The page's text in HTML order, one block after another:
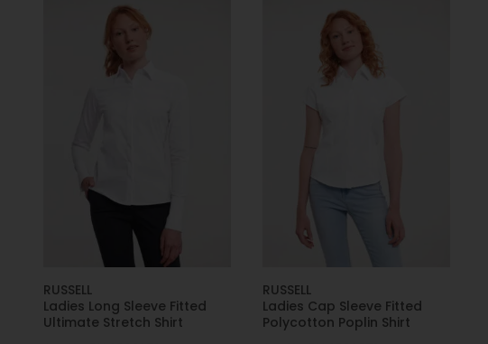
RUSSELL
Ladies Long Sleeve Fitted
Ultimate Stretch Shirt
RUSSELL
Ladies Cap Sleeve Fitted
Polycotton Poplin Shirt